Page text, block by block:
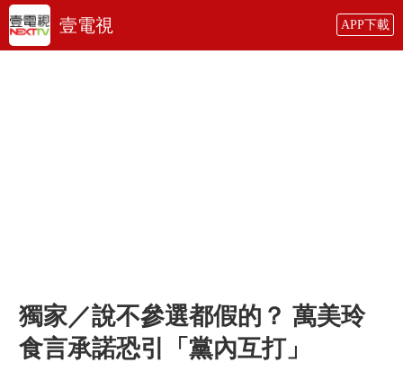
壹電視 APP下載
獨家／說不參選都假的？ 萬美玲
食言承諾恐引「黨內互打」